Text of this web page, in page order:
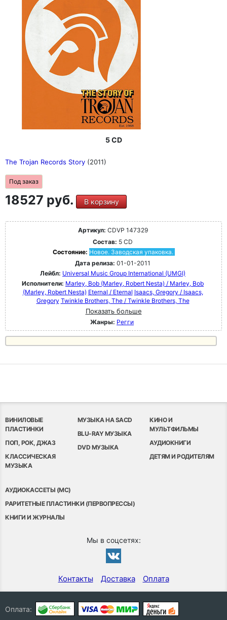
5 CD
The Trojan Records Story (2011)
Под заказ
18527 руб. В корзину
Артикул: CDVP 147329
Состав: 5 CD
Состояние: Новое. Заводская упаковка.
Дата релиза: 01-01-2011
Лейбл: Universal Music Group International (UMGI)
Исполнители: Marley, Bob (Marley, Robert Nesta) / Marley, Bob
(Marley, Robert Nesta) Eternal / Eternal Isaacs, Gregory / Isaacs,
Gregory Twinkle Brothers, The / Twinkle Brothers, The
Показать больше
Жанры: Регги
ВИНИЛОВЫЕ
ПЛАСТИНКИ
ПОП, РОК, ДЖАЗ
КЛАССИЧЕСКАЯ
МУЗЫКА
МУЗЫКА НА SACD
BLU-RAY МУЗЫКА
DVD МУЗЫКА
КИНО И
МУЛЬТФИЛЬМЫ
АУДИОКНИГИ
ДЕТЯМ И РОДИТЕЛЯМ
АУДИОКАССЕТЫ (MC)
РАРИТЕТНЫЕ ПЛАСТИНКИ (ПЕРВОПРЕССЫ)
КНИГИ И ЖУРНАЛЫ
Мы в соцсетях:
Контакты Доставка Оплата
Оплата: